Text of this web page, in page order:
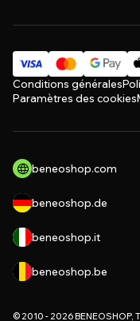
Conditions générales
Paramètres des cookies
beneoshop.com
beneoshop.de
beneoshop.it
beneoshop.be
© 2010 - 2026 BENEOSHOP,